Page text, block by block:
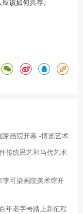
该如何共存。
家画院开幕 -博览艺术
传统民艺和当代艺术
可染画院美术馆开
年老字号踏上新征程